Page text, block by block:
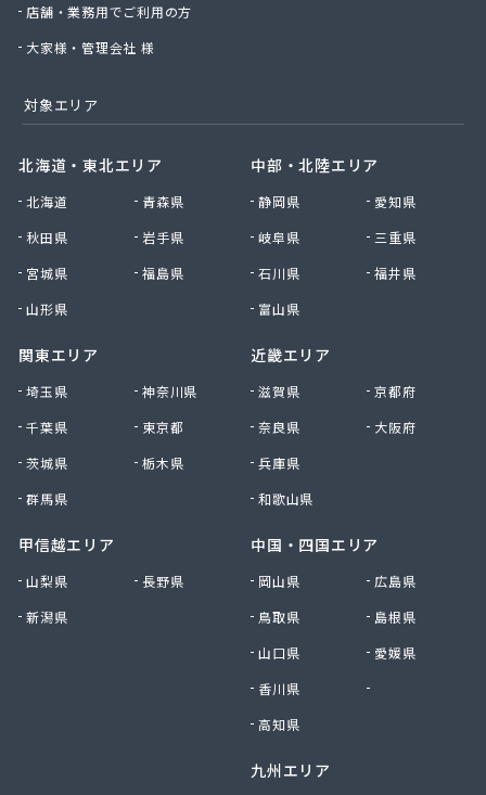
有限会社大政ガス
有限会社大西太商店
有限会社中武商事
有限会社長瀬商店
有限会社白石一商会
有限会社福田酸素商会 プロパン部
有限会社兵頭燃料店
有限会社豊後屋瓦斯
来島商店
店舗・業務用でご利用の方
大家様・管理会社 様
対象エリア
北海道・東北エリア
北海道
青森県
秋田県
岩手県
宮城県
福島県
山形県
関東エリア
埼玉県
神奈川県
千葉県
東京都
茨城県
栃木県
群馬県
甲信越エリア
山梨県
長野県
新潟県
中部・北陸エリア
静岡県
愛知県
岐阜県
三重県
石川県
福井県
富山県
近畿エリア
滋賀県
京都府
奈良県
大阪府
兵庫県
和歌山県
中国・四国エリア
岡山県
広島県
鳥取県
島根県
山口県
愛媛県
香川県
高知県
九州エリア